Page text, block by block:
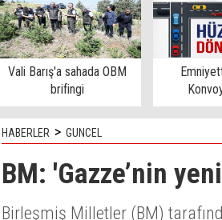
Vali Barış'a sahada OBM
brifingi
HABERLER > GUNCEL
BM: 'Gazze’nin
Birleşmiş Milletler (BM)